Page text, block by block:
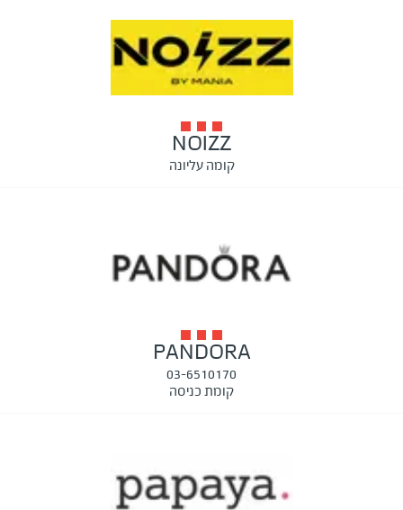
NOIZZ
קומה עליונה
PANDORA
03-6510170
קומת כניסה